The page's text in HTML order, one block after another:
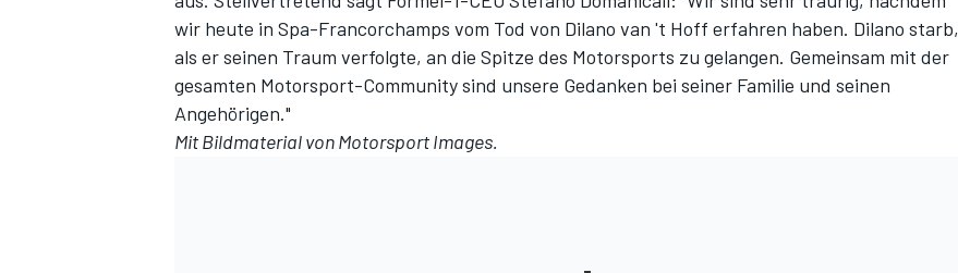
wir heute in Spa-Francorchamps vom Tod von Dilano van 't Hoff erfahren haben. Dilano starb,
als er seinen Traum verfolgte, an die Spitze des Motorsports zu gelangen. Gemeinsam mit der
gesamten Motorsport-Community sind unsere Gedanken bei seiner Familie und seinen
Angehörigen."
Mit Bildmaterial vonMotorsport Images.